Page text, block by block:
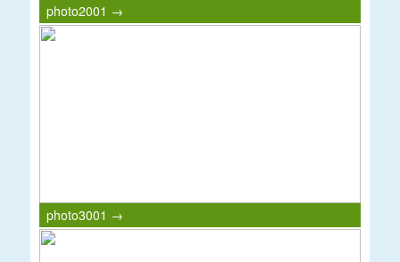
photo2001 →
photo3001 →